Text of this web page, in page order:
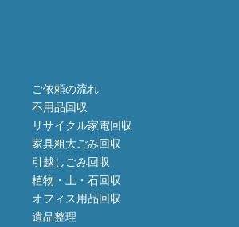
ご依頼の流れ
不用品回収
リサイクル家電回収
家具粗大ごみ回収
引越しごみ回収
植物・土・石回収
オフィス用品回収
遺品整理